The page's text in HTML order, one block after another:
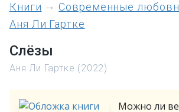
книги
Современные
Аня Ли Гартке
Слёзы
Аня Ли Гартке (2022)
Можно ли